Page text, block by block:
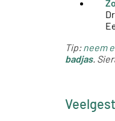
Tip: neem
badjas.